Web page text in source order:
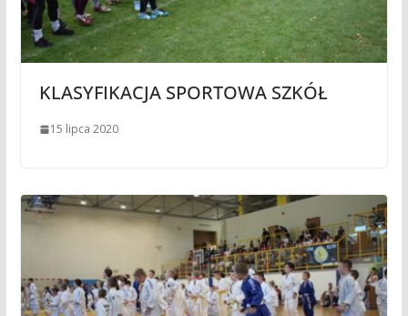
KLASYFIKACJA SPORTOWA SZKÓŁ
15 lipca 2020